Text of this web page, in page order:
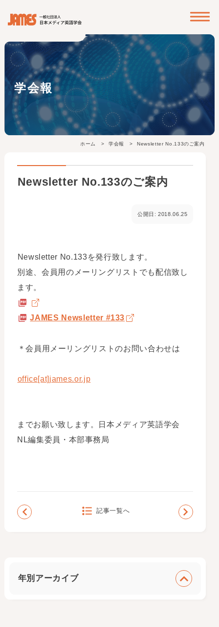
学会報
ホーム 学会報 Newsletter No.133のご案内
Newsletter No.133のご案内
公開日: 2018.06.25
Newsletter No.133を発行致します。
別途、会員用のメーリングリストでも配信致し
ます。
JAMES Newsletter #133
＊会員用メーリングリストのお問い合わせは
office[at]james.or.jp
までお願い致します。日本メディア英語学会
NL編集委員・本部事務局
記事一覧へ
年別アーカイブ